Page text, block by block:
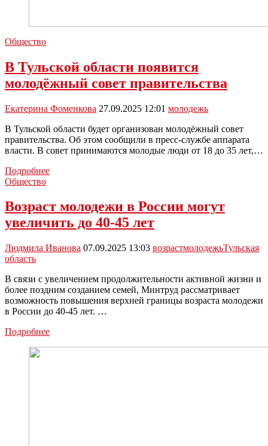
Общество
В Тульской области появится
молодёжный совет правительства
Екатерина Фоменкова 27.09.2025 12:01 молодежь
В Тульской области будет организован молодёжный совет
правительства. Об этом сообщили в пресс-службе аппарата
власти. В совет принимаются молодые люди от 18 до 35 лет,…
ПодробнееВ
появится
молодёжный
совет
Общество
Возраст молодежи в России могут
увеличить до 40-45 лет
Людмила Иванова 07.09.2025 13:03 возрастмолодежьТульская
область
В связи с увеличением продолжительности активной жизни и
более поздним созданием семей, Минтруд рассматривает
возможность повышения верхней границы возраста молодежи
в России до 40-45 лет. …
ПодробнееВозраст